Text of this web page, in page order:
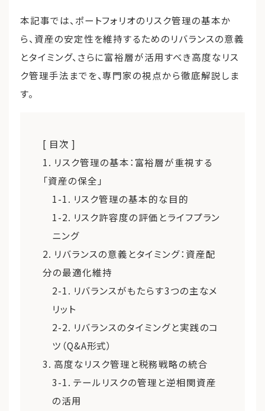
本記事では、ポートフォリオのリスク管理の基本か
ら、資産の安定性を維持するためのリバランスの意義
とタイミング、さらに富裕層が活用すべき高度なリス
ク管理手法までを、専門家の視点から徹底解説しま
す。
[ 目次 ]
1. リスク管理の基本：富裕層が重視する
「資産の保全」
1-1. リスク管理の基本的な目的
1-2. リスク許容度の評価とライフプラン
ニング
2. リバランスの意義とタイミング：資産配
分の最適化維持
2-1. リバランスがもたらす3つの主なメ
リット
2-2. リバランスのタイミングと実践のコ
ツ（Q&A形式）
3. 高度なリスク管理と税務戦略の統合
3-1. テールリスクの管理と逆相関資産
の活用